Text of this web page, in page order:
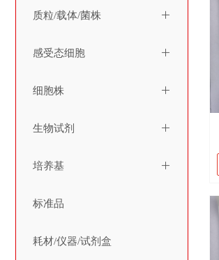
ꄶ
质粒/载体/菌株
ꄶ
感受态细胞
ꄶ
细胞株
ꄶ
生物试剂
ꄶ
培养基
标准品
耗材/仪器/试剂盒